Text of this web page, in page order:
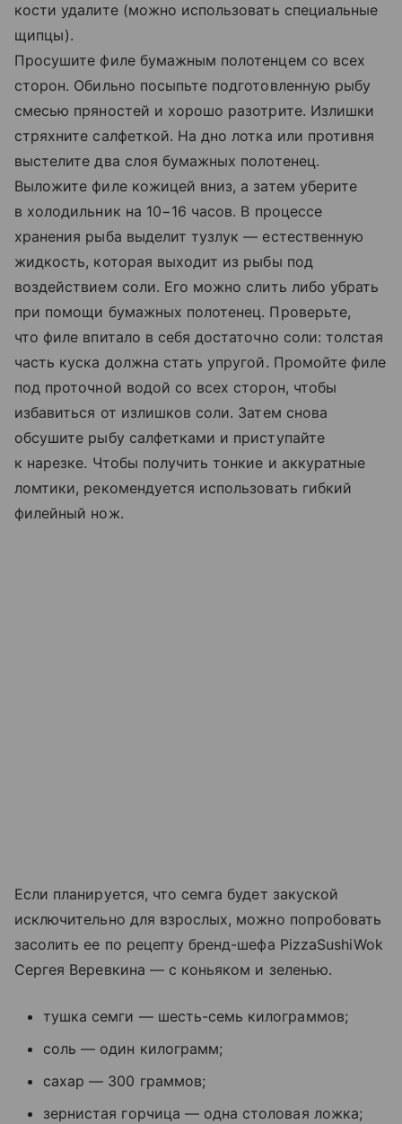
кости удалите (можно использовать специальные
щипцы).
Просушите филе бумажным полотенцем со всех
сторон. Обильно посыпьте подготовленную рыбу
смесью пряностей и хорошо разотрите. Излишки
стряхните салфеткой. На дно лотка или противня
выстелите два слоя бумажных полотенец.
Выложите филе кожицей вниз, а затем уберите
в холодильник на 10−16 часов. В процессе
хранения рыба выделит тузлук — естественную
жидкость, которая выходит из рыбы под
воздействием соли. Его можно слить либо убрать
при помощи бумажных полотенец. Проверьте,
что филе впитало в себя достаточно соли: толстая
часть куска должна стать упругой. Промойте филе
под проточной водой со всех сторон, чтобы
избавиться от излишков соли. Затем снова
обсушите рыбу салфетками и приступайте
к нарезке. Чтобы получить тонкие и аккуратные
ломтики, рекомендуется использовать гибкий
филейный нож.
Если планируется, что семга будет закуской
исключительно для взрослых, можно попробовать
засолить ее по рецепту бренд-шефа PizzaSushiWok
Сергея Веревкина — с коньяком и зеленью.
тушка семги — шесть-семь килограммов;
соль — один килограмм;
сахар — 300 граммов;
зернистая горчица — одна столовая ложка;